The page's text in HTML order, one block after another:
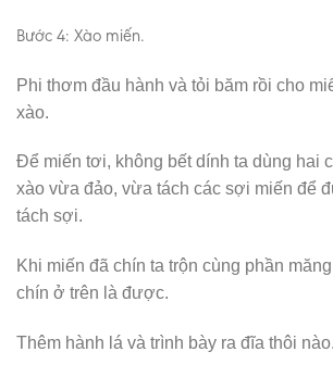
Bước 4: Xào miến.
Phi thơm đầu hành và tỏi băm rồi cho
xào.
Để miến tơi, không bết dính ta dùng hai
xào vừa đảo, vừa tách các sợi miến để
tách sợi.
Khi miến đã chín ta trộn cùng phần
chín ở trên là được.
Thêm hành lá và trình bày ra đĩa thôi nào.